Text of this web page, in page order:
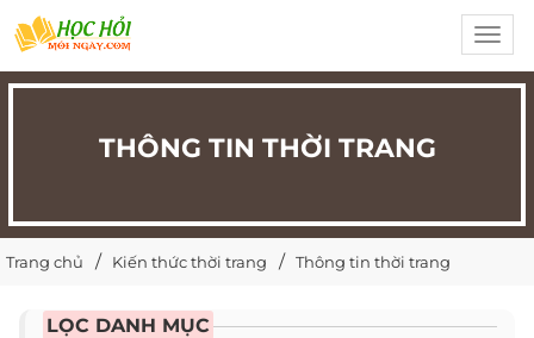
THÔNG TIN THỜI TRANG
Trang chủ Kiến thức thời trang Thông tin thời trang
LỌC DANH MỤC